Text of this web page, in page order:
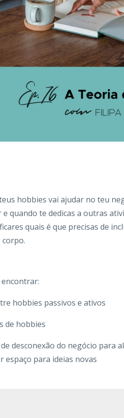
hobbies vai ajudar no teu
quando te dedicas a outras
quais é que precisas de
hobbies passivos e ativos
de hobbies
de desconexão do negócio
espaço para ideias novas